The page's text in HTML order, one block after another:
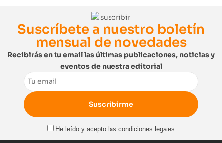
Suscríbete a nuestro boletín
mensual de novedades
Recibirás en tu email las últimas publicaciones, noticias y
eventos de nuestra editorial
Email
He leído y acepto las condiciones legales